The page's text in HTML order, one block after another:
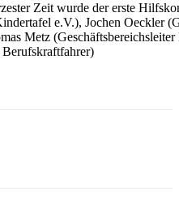
Zeit wurde der erste
e.V.), Jochen
Metz